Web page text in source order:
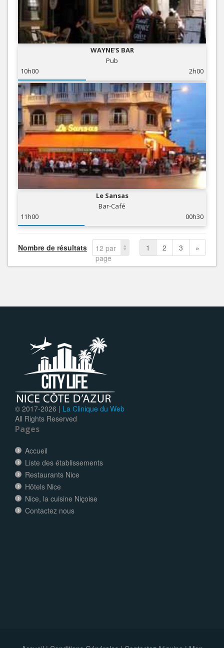
WAYNE'S BAR
Pub
10h00
2h00
Le Sansas
Bar-Café
11h00
00h30
Nombre de résultats
12 par
page
1 2 3 »
© 2017-2026 | La Clinique du Web
All Rights Reserved
Pages
Accueil
Liste des établissements
Restaurants Nice
Hôtels Nice
Nice, la cuisine Niçoise
Contactez nous